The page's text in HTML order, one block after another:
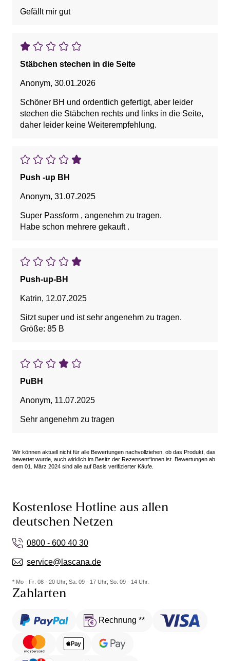
Gefällt mir gut
Stäbchen stechen in die Seite
Anonym, 30.01.2026
Schöner BH und ordentlich gefertigt, aber leider
stechen die Stäbchen rechts und links in die Seite,
daher leider keine Weiterempfehlung.
Push -up BH
Anonym, 31.07.2025
Super Passform , angenehm zu tragen.
Habe schon mehrere gekauft .
Push-up-BH
Katrin, 12.07.2025
Sitzt super und ist sehr angenehm zu tragen.
Größe: 85 B
PuBH
Anonym, 11.07.2025
Sehr angenehm zu tragen
Wir können aktuell nicht für alle Bewertungen nachvollziehen, ob das Produkt, das
bewertet wurde, auch wirklich im Besitz der Rezensent*innen ist. Bewertungen ab
dem 01. März 2024 sind alle auf Basis verifizierter Käufe.
Kostenlose Hotline aus allen
deutschen Netzen
0800 - 600 40 30
service@lascana.de
* Mo - Fr: 08 - 20 Uhr; Sa: 09 - 17 Uhr; So: 09 - 14 Uhr.
Zahlarten
Rechnung **